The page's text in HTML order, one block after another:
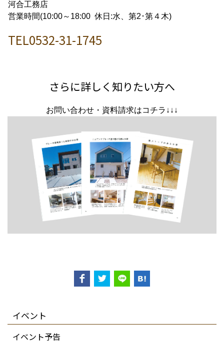
河合工務店
営業時間(10:00～18:00 休日:水、第2･第４木)
TEL0532-31-1745
さらに詳しく知りたい方へ
お問い合わせ・資料請求はコチラ↓↓↓
イベント
イベント予告